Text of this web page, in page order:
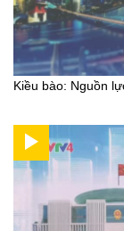
Kiều bào: Nguồn